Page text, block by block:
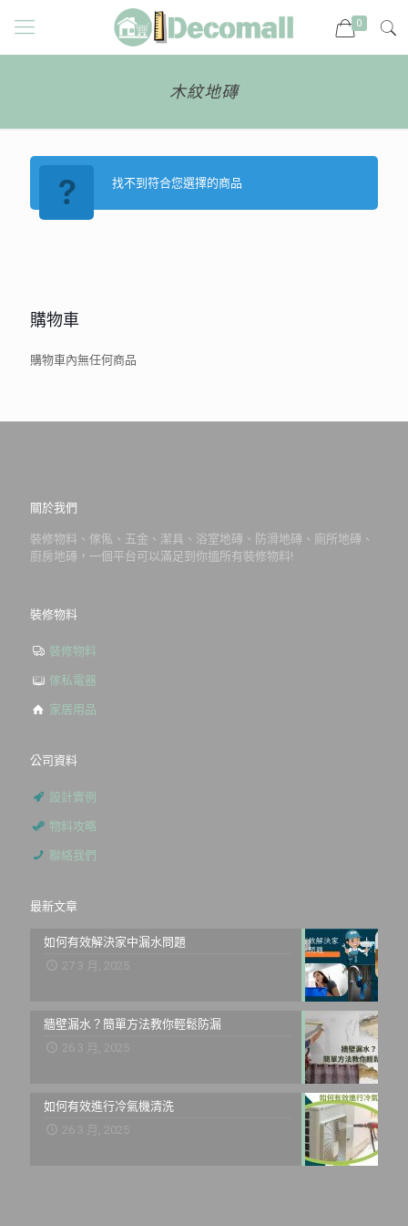
0
木紋地磚
找不到符合您選擇的商品
購物車
購物車內無任何商品
關於我們
裝修物料、傢俬、五金、潔具、浴室地磚、防滑地磚、廁所地磚、
廚房地磚，一個平台可以滿足到你搵所有裝修物料!
裝修物料
裝修物料
傢私電器
家居用品
公司資料
設計實例
物料攻略
聯絡我們
最新文章
如何有效解決家中漏水問題
27 3 月, 2025
牆壁漏水？簡單方法教你輕鬆防漏
26 3 月, 2025
如何有效進行冷氣機清洗
26 3 月, 2025